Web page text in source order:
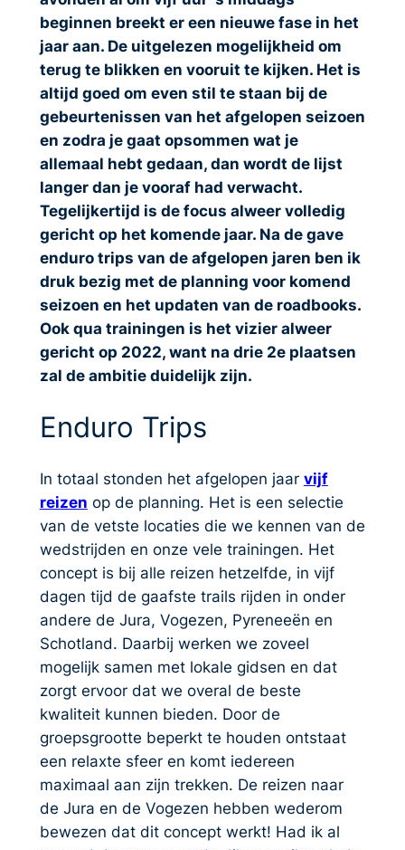
beginnen breekt er een nieuwe fase in het
jaar aan. De uitgelezen mogelijkheid om
terug te blikken en vooruit te kijken. Het is
altijd goed om even stil te staan bij de
gebeurtenissen van het afgelopen seizoen
en zodra je gaat opsommen wat je
allemaal hebt gedaan, dan wordt de lijst
langer dan je vooraf had verwacht.
Tegelijkertijd is de focus alweer volledig
gericht op het komende jaar. Na de gave
enduro trips van de afgelopen jaren ben ik
druk bezig met de planning voor komend
seizoen en het updaten van de roadbooks.
Ook qua trainingen is het vizier alweer
gericht op 2022, want na drie 2e plaatsen
zal de ambitie duidelijk zijn.
Enduro Trips
In totaal stonden het afgelopen jaar vijf
reizen op de planning. Het is een selectie
van de vetste locaties die we kennen van de
wedstrijden en onze vele trainingen. Het
concept is bij alle reizen hetzelfde, in vijf
dagen tijd de gaafste trails rijden in onder
andere de Jura, Vogezen, Pyreneeën en
Schotland. Daarbij werken we zoveel
mogelijk samen met lokale gidsen en dat
zorgt ervoor dat we overal de beste
kwaliteit kunnen bieden. Door de
groepsgrootte beperkt te houden ontstaat
een relaxte sfeer en komt iedereen
maximaal aan zijn trekken. De reizen naar
de Jura en de Vogezen hebben wederom
bewezen dat dit concept werkt! Had ik al